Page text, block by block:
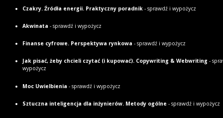
Czakry. Źródła energii. Praktyczny poradnik- sprawdź i wypożycz
Akwinata - sprawdź i wypożycz
Finanse cyfrowe. Perspektywa rynkowa - sprawdź i wypożycz
Jak pisać, żeby chcieli czytać (i kupować). Copywriting & Webwriting -
wypożycz
Moc Uwielbienia - sprawdź i wypożycz
Sztuczna inteligencja dla inżynierów. Metody ogólne - sprawdź i wypożycz